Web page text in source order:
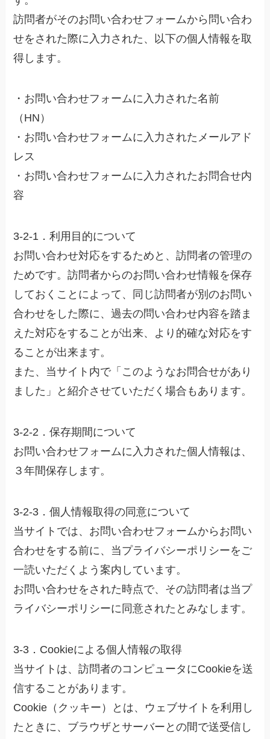
訪問者がそのお問い合わせフォームから問い合わ
せをされた際に入力された、以下の個人情報を取
得します。
・お問い合わせフォームに入力された名前
（HN）
・お問い合わせフォームに入力されたメールアド
レス
・お問い合わせフォームに入力されたお問合せ内
容
3-2-1．利用目的について
お問い合わせ対応をするためと、訪問者の管理の
ためです。訪問者からのお問い合わせ情報を保存
しておくことによって、同じ訪問者が別のお問い
合わせをした際に、過去の問い合わせ内容を踏ま
えた対応をすることが出来、より的確な対応をす
ることが出来ます。
また、当サイト内で「このようなお問合せがあり
ました」と紹介させていただく場合もあります。
3-2-2．保存期間について
お問い合わせフォームに入力された個人情報は、
３年間保存します。
3-2-3．個人情報取得の同意について
当サイトでは、お問い合わせフォームからお問い
合わせをする前に、当プライバシーポリシーをご
一読いただくよう案内しています。
お問い合わせをされた時点で、その訪問者は当プ
ライバシーポリシーに同意されたとみなします。
3-3．Cookieによる個人情報の取得
当サイトは、訪問者のコンピュータにCookieを送
信することがあります。
Cookie（クッキー）とは、ウェブサイトを利用し
たときに、ブラウザとサーバーとの間で送受信し